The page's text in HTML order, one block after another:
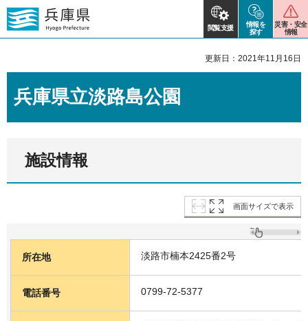
閲覧支援
情報を
探す
災害・安全
情報
更新日：2021年11月16日
兵庫県立淡路島公園
施設情報
画面サイズで表示
所在地 淡路市楠本2425番2号
電話番号 0799-72-5377